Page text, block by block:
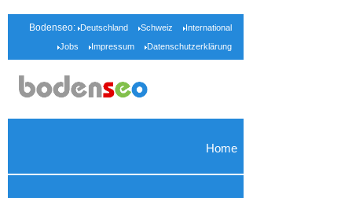
Bodenseo: Deutschland Schweiz
International
Jobs
Impressum Datenschutzerklärung
Home